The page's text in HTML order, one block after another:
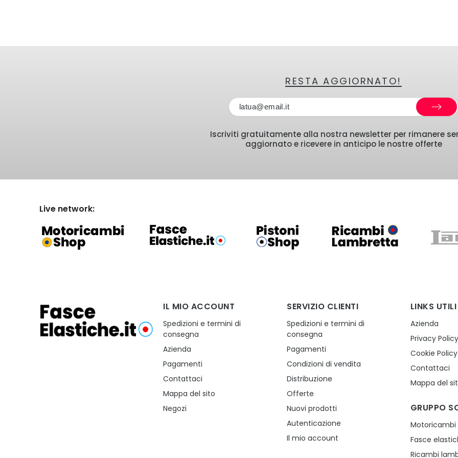
RESTA AGGIORNATO!
Iscriviti gratuitamente alla nostra newsletter per rimanere
aggiornato e ricevere in anticipo le nostre offerte
Live network:
IL MIO ACCOUNT
Spedizioni e termini di
consegna
Azienda
Pagamenti
Contattaci
Mappa del sito
Negozi
SERVIZIO CLIENTI
Spedizioni e termini di
consegna
Pagamenti
Condizioni di vendita
Distribuzione
Offerte
Nuovi prodotti
Autenticazione
Il mio account
LINKS UTILI
Azienda
Privacy Policy
Cookie Policy
Contattaci
Mappa del
GRUPPO
Motoricambi
Fasce
Ricambi